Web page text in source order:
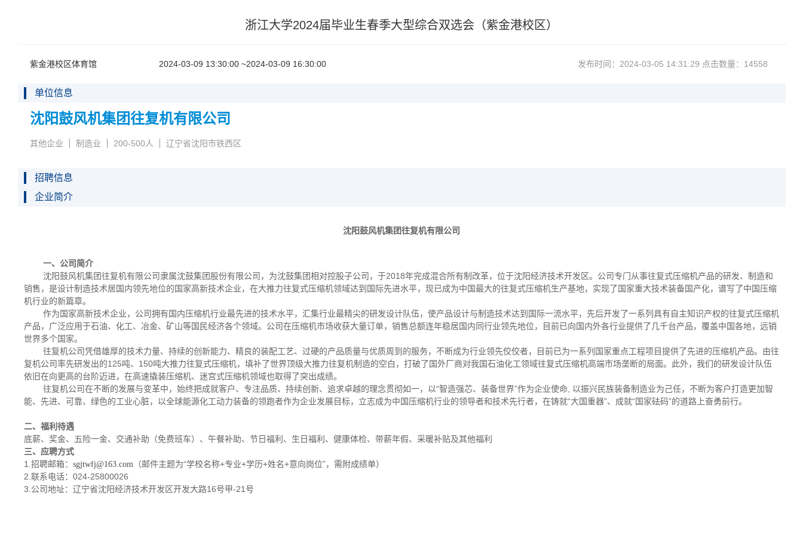
浙江大学2024届毕业生春季大型综合双选会（紫金港校区）
紫金港校区体育馆 2024-03-0913:30:00~2024-03-0916:30:00 发布时间：2024-03-0514:31:29点击数量：14558
单位信息
沈阳鼓风机集团往复机有限公司
其他企业 制造业 200-500人 辽宁省沈阳市铁西区
招聘信息
企业简介
沈阳鼓风机集团往复机有限公司
一、公司简介
沈阳鼓风机集团往复机有限公司隶属沈鼓集团股份有限公司，为沈鼓集团相对控股子公司，于2018年完成混合所有制改革，位于沈阳经济技术开发区。公司专门从事往复式压缩机产品的研发、制造和
销售，是设计制造技术居国内领先地位的国家高新技术企业，在大推力往复式压缩机领域达到国际先进水平，现已成为中国最大的往复式压缩机生产基地，实现了国家重大技术装备国产化，谱写了中国压缩
机行业的新篇章。
作为国家高新技术企业，公司拥有国内压缩机行业最先进的技术水平，汇集行业最精尖的研发设计队伍，使产品设计与制造技术达到国际一流水平，先后开发了一系列具有自主知识产权的往复式压缩机
产品，广泛应用于石油、化工、冶金、矿山等国民经济各个领域。公司在压缩机市场收获大量订单，销售总额连年稳居国内同行业领先地位，目前已向国内外各行业提供了几千台产品，覆盖中国各地，远销
世界多个国家。
往复机公司凭借雄厚的技术力量、持续的创新能力、精良的装配工艺、过硬的产品质量与优质周到的服务，不断成为行业领先佼佼者，目前已为一系列国家重点工程项目提供了先进的压缩机产品。由往
复机公司率先研发出的125吨、 150吨大推力往复式压缩机，填补了世界顶级大推力往复机制造的空白，打破了国外厂商对我国石油化工领域往复式压缩机高端市场垄断的局面。此外，我们的研发设计队伍
依旧在向更高的台阶迈进，在高速撬装压缩机、迷宫式压缩机领域也取得了突出成绩。
往复机公司在不断的发展与变革中，始终把成就客户、专注品质、持续创新、追求卓越的理念贯彻如一，以“智造强芯、装备世界”作为企业使命,
以振兴民族装备制造业为己任，不断为客户打造更加智
能、先进、可靠、绿色的工业心脏，以全球能源化工动力装备的领跑者作为企业发展目标，立志成为中国压缩机行业的领导者和技术先行者，在铸就“大国重器”、成就“国家砝码”的道路上奋勇前行。
二、福利待遇
底薪、奖金、五险一金、交通补助（免费班车）、午餐补助、节日福利、生日福利、健康体检、带薪年假、采暖补贴及其他福利
三、应聘方式
1.招聘邮箱： sgjtwfj@163.com （邮件主题为“学校名称+专业+学历+姓名+意向岗位”，需附成绩单）
2.联系电话： 024-25800026
3.公司地址：辽宁省沈阳经济技术开发区开发大路16号甲-21 号